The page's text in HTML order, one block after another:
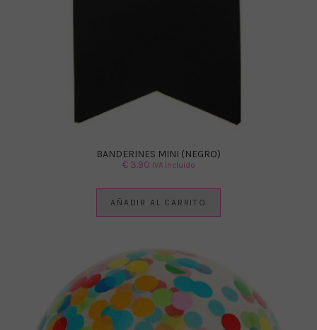
BANDERINES MINI (NEGRO)
€3.90 IVA Incluido
AÑADIR AL CARRITO